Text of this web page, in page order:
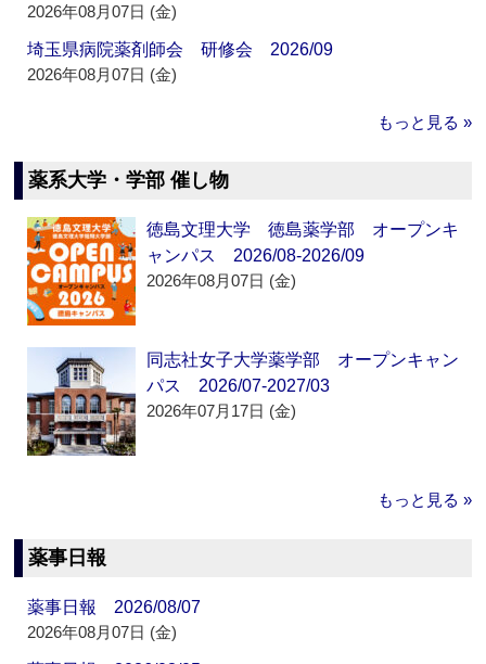
2026年08月07日 (金)
埼玉県病院薬剤師会 研修会 2026/09
2026年08月07日 (金)
もっと見る »
薬系大学・学部 催し物
徳島文理大学 徳島薬学部 オープンキ
ャンパス 2026/08-2026/09
2026年08月07日 (金)
同志社女子大学薬学部 オープンキャン
パス 2026/07-2027/03
2026年07月17日 (金)
もっと見る »
薬事日報
薬事日報 2026/08/07
2026年08月07日 (金)